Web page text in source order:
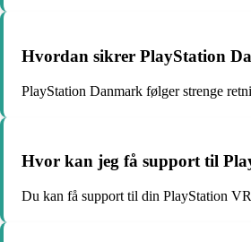
Hvordan sikrer PlayStation
PlayStation Danmark følger strenge
Hvor kan jeg få support til
Du kan få support til din PlayStation